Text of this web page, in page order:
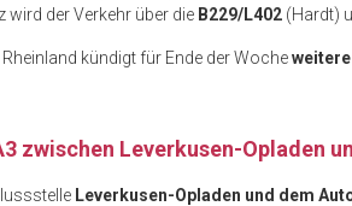
wird der Verkehr über die B229/L402 (Hardt)
kündigt für Ende der Woche
zwischen Leverkusen-Opladen
Leverkusen-Opladen und dem